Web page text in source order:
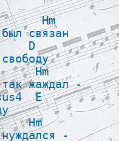
связан
D
Hm
жаждал -
E
Hm
-